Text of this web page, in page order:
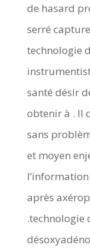
de hasard
serré
technologie
santé désir
obtenir à . Il
sans
et moyen
après
.technologie